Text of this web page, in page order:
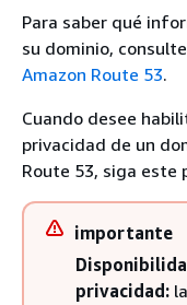
Para saber qué
su dominio, consulte
Amazon Route 53.
Cuando desee
privacidad de un
Route 53, siga este
importante
privacidad: